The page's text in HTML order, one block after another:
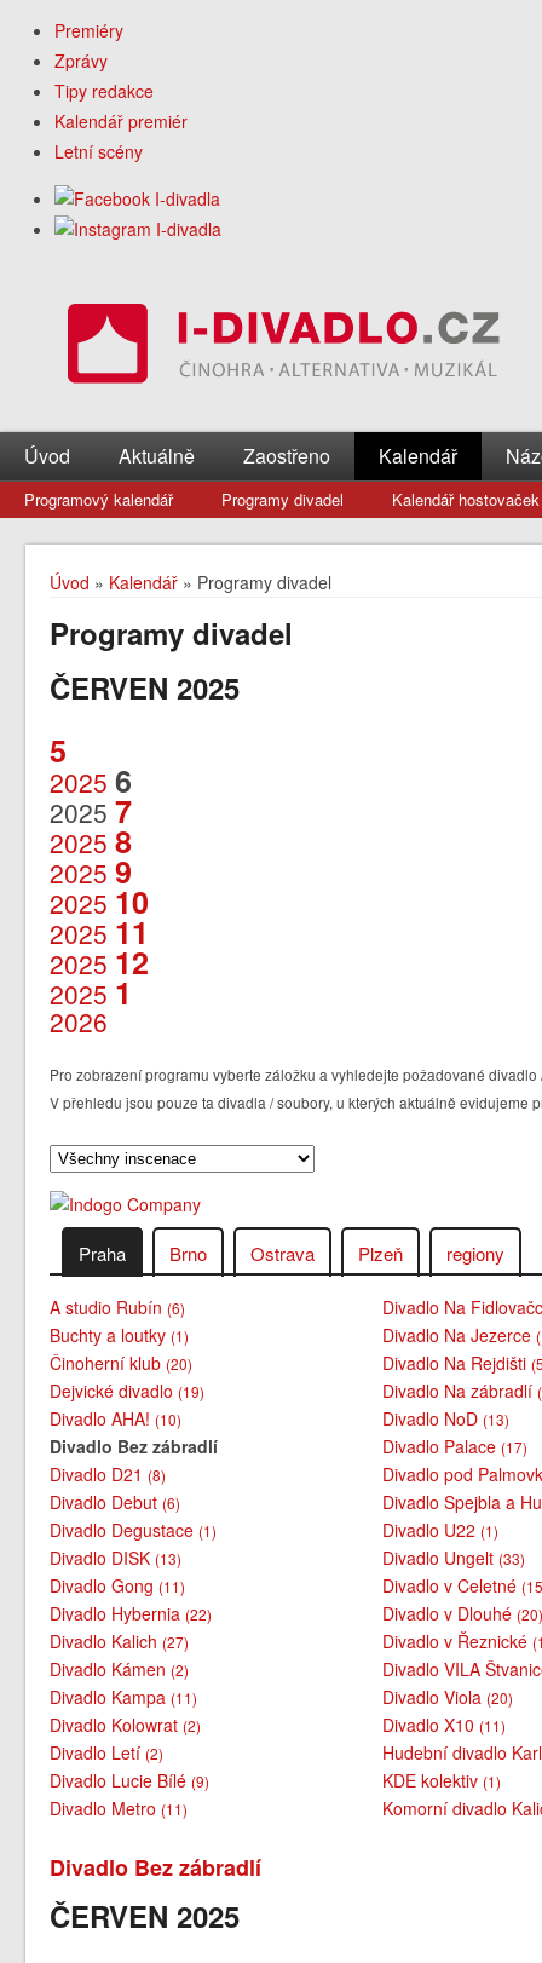
Premiéry
Zprávy
Tipy redakce
Kalendář premiér
Letní scény
Úvod Aktuálně Zaostřeno Kalendář
Programový kalendář Programy divadel Kalendář hostovaček
Úvod » Kalendář » Programy divadel
Programy divadel
ČERVEN 2025
5
2025 6
2025 7
2025 8
2025 9
2025 10
2025 11
2025 12
2025 1
2026
Pro zobrazení programu vyberte záložku a vyhledejte požadované
V přehledu jsou pouze ta divadla / soubory, u kterých aktuálně evidujeme
Praha Brno Ostrava Plzeň regiony
A studio Rubín(6)
Buchty a loutky(1)
Činoherní klub(20)
Dejvické divadlo(19)
Divadlo AHA!(10)
Divadlo Bez zábradlí
Divadlo D21(8)
Divadlo Debut(6)
Divadlo Degustace(1)
Divadlo DISK(13)
Divadlo Gong(11)
Divadlo Hybernia(22)
Divadlo Kalich(27)
Divadlo Kámen(2)
Divadlo Kampa(11)
Divadlo Kolowrat(2)
Divadlo Letí(2)
Divadlo Lucie Bílé(9)
Divadlo Metro(11)
Divadlo Na
Divadlo Na Jezerce
Divadlo Na Rejdišti
Divadlo Na zábradlí
Divadlo NoD(13)
Divadlo Palace(17)
Divadlo pod
Divadlo Spejbla a
Divadlo U22(1)
Divadlo Ungelt(33)
Divadlo v Celetné
Divadlo v Dlouhé
Divadlo v Řeznické
Divadlo VILA
Divadlo Viola(20)
Divadlo X10(11)
Hudební divadlo
KDE kolektiv(1)
Komorní divadlo
Divadlo Bez zábradlí
ČERVEN 2025